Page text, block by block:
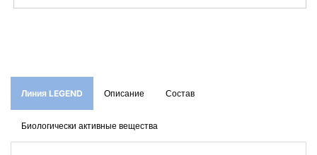
Линия LEGEND Описание Состав
Биологически активные вещества